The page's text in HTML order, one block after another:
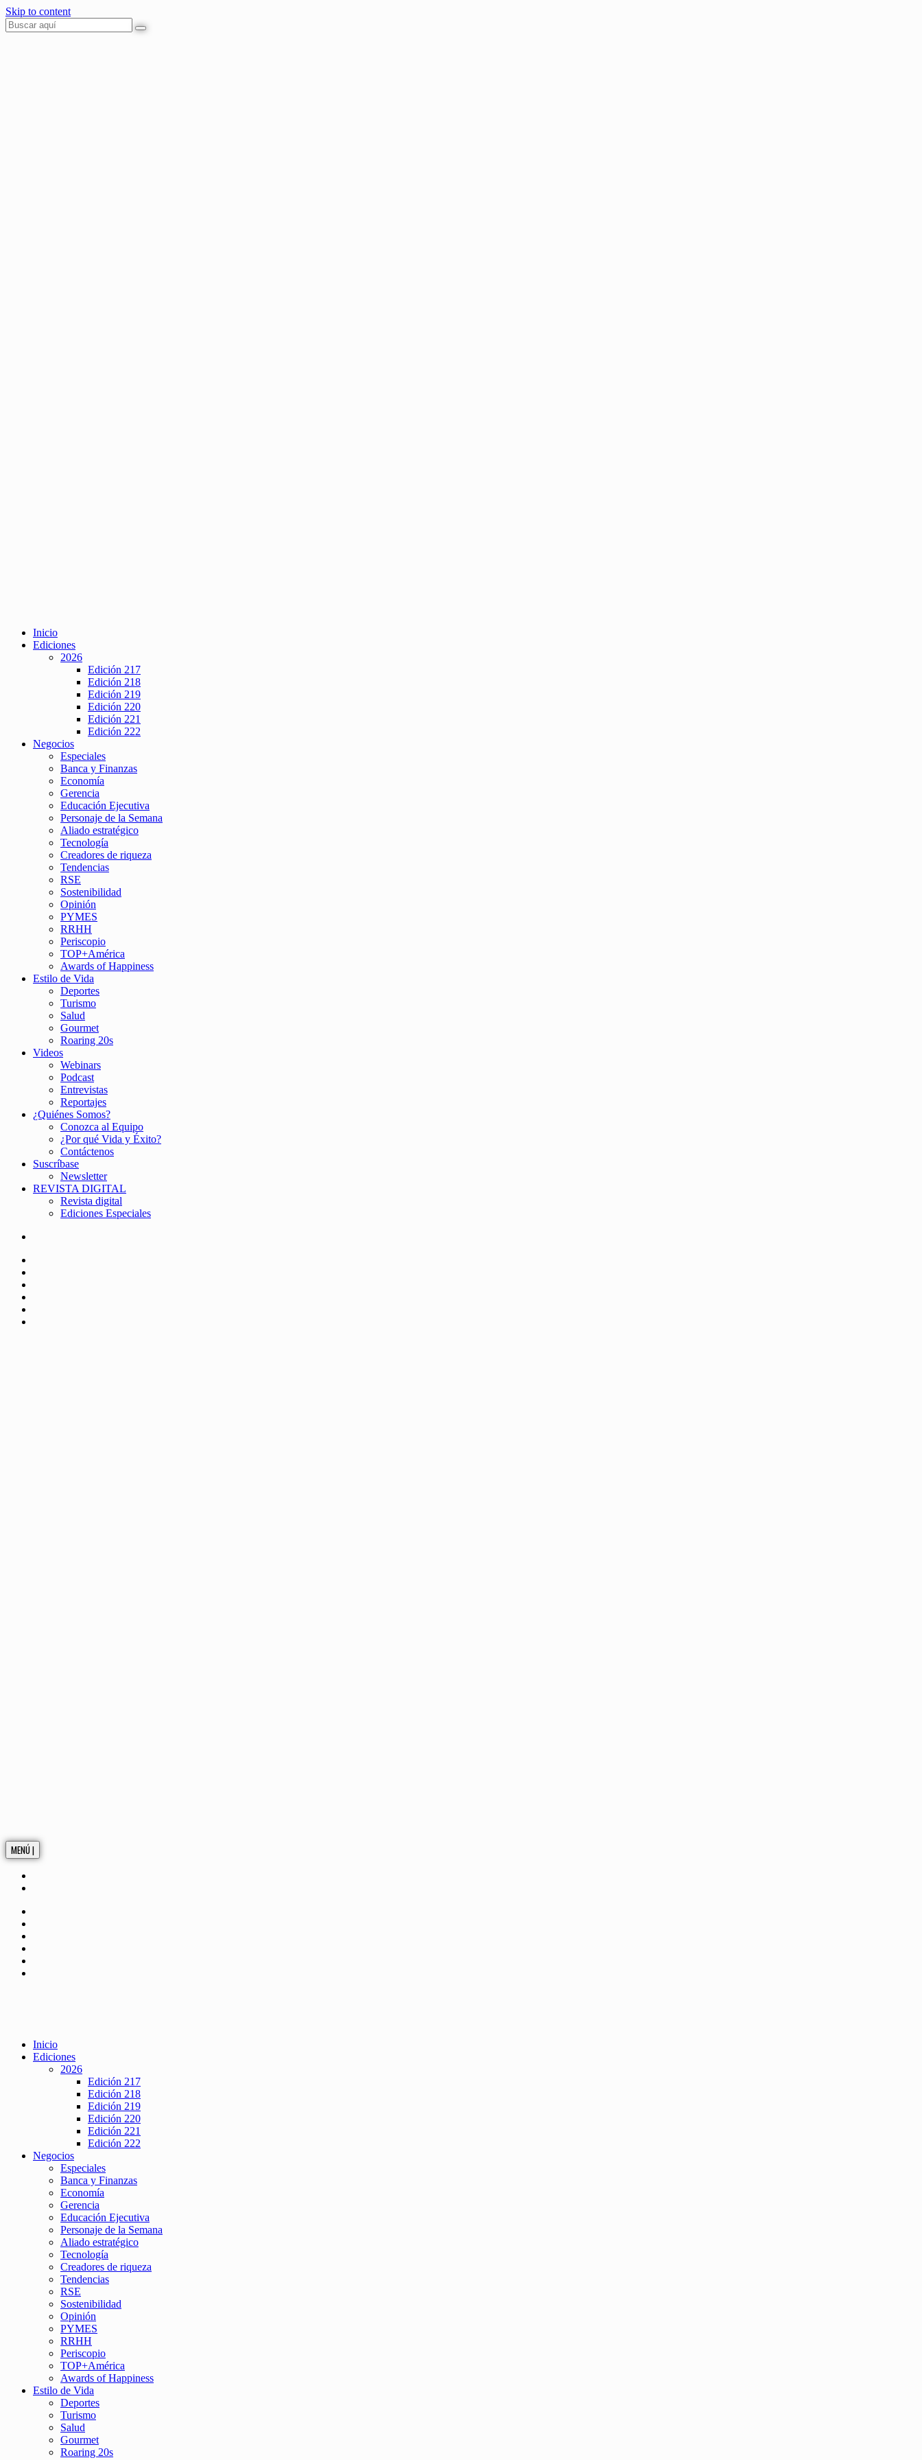
Skip to content
Inicio
Ediciones
2026
Edición 217
Edición 218
Edición 219
Edición 220
Edición 221
Edición 222
Negocios
Especiales
Banca y Finanzas
Economía
Gerencia
Educación Ejecutiva
Personaje de la Semana
Aliado estratégico
Tecnología
Creadores de riqueza
Tendencias
RSE
Sostenibilidad
Opinión
PYMES
RRHH
Periscopio
TOP+América
Awards of Happiness
Estilo de Vida
Deportes
Turismo
Salud
Gourmet
Roaring 20s
Videos
Webinars
Podcast
Entrevistas
Reportajes
¿Quiénes Somos?
Conozca al Equipo
¿Por qué Vida y Éxito?
Contáctenos
Suscríbase
Newsletter
REVISTA DIGITAL
Revista digital
Ediciones Especiales
MENÚ |
Inicio
Ediciones
2026
Edición 217
Edición 218
Edición 219
Edición 220
Edición 221
Edición 222
Negocios
Especiales
Banca y Finanzas
Economía
Gerencia
Educación Ejecutiva
Personaje de la Semana
Aliado estratégico
Tecnología
Creadores de riqueza
Tendencias
RSE
Sostenibilidad
Opinión
PYMES
RRHH
Periscopio
TOP+América
Awards of Happiness
Estilo de Vida
Deportes
Turismo
Salud
Gourmet
Roaring 20s